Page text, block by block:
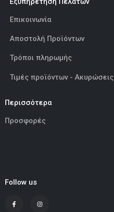
Επικοινωνία
Αποστολή Προϊόντων
Τρόποι πληρωμής
Τιμές προϊόντων - Ακυρώσεις
Περισσότερα
Προσφορές
Follow us